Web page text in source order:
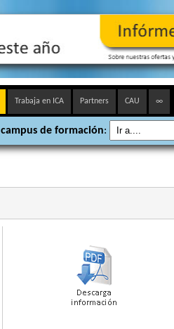
Trabaja en ICA Partners CAU ∞
campus de formación: